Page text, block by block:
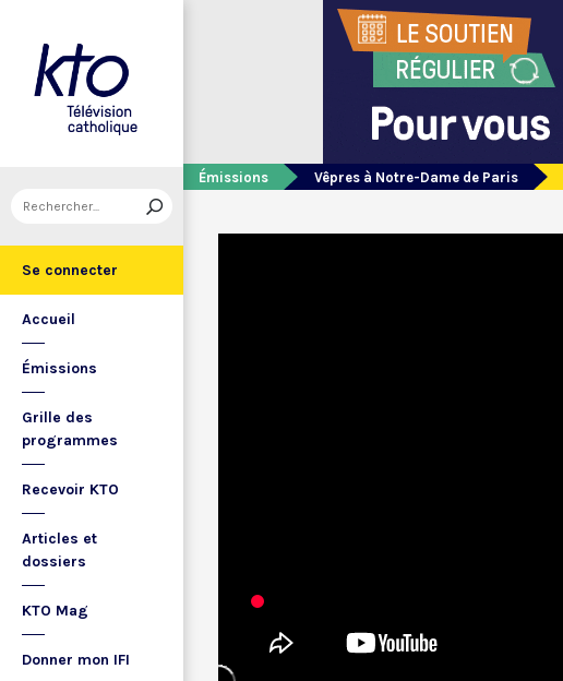
Se connecter
Accueil
Émissions
Grille des
programmes
Recevoir KTO
Articles et
dossiers
KTO Mag
Donner mon IFI
Émissions Vêpres à Notre-Dame de Paris